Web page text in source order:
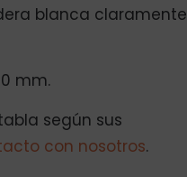
blanca claramente
mm.
según sus
con nosotros.